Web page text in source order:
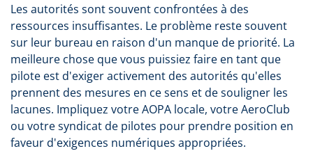
Les autorités sont souvent confrontées à des
ressources insuffisantes. Le problème reste souvent
sur leur bureau en raison d'un manque de priorité. La
meilleure chose que vous puissiez faire en tant que
pilote est d'exiger activement des autorités qu'elles
prennent des mesures en ce sens et de souligner les
lacunes. Impliquez votre AOPA locale, votre AeroClub
ou votre syndicat de pilotes pour prendre position en
faveur d'exigences numériques appropriées.